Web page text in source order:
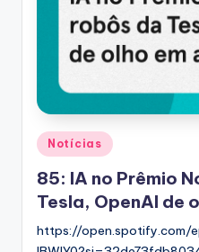
Posted
in
Notícias
85: IA no Prêmio
Tesla, OpenAI de
https://open.spotify.com/